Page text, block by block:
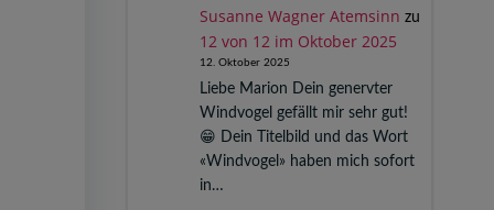
Susanne Wagner Atemsinn zu
12 von 12 im Oktober 2025
12. Oktober 2025
Liebe Marion Dein genervter
Windvogel gefällt mir sehr gut!
😁 Dein Titelbild und das Wort
«Windvogel» haben mich sofort
in…